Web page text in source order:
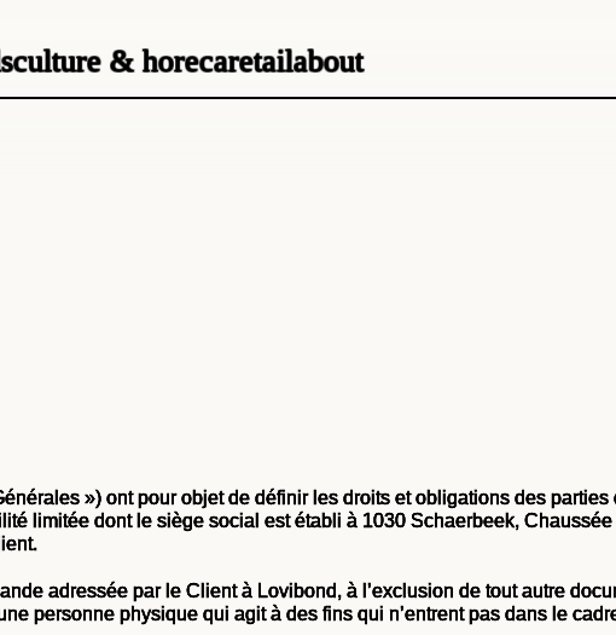
culture & horecaretailabout
») ont pour objet de définir les droits et obligations des parties
limitée dont le siège social est établi à 1030 Schaerbeek,
adressée par le Client à Lovibond, à l’exclusion de tout autre
personne physique qui agit à des fins qui n’entrent pas dans le